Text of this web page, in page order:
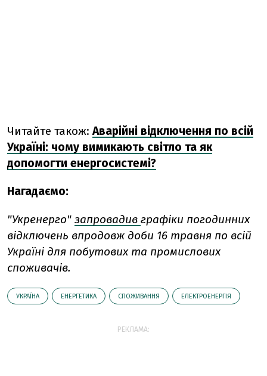
Читайте також:Аварійні відключення по всій
Україні: чому вимикають світло та як
допомогти енергосистемі?
Нагадаємо:
"Укренерго" запровадив графіки погодинних
відключень впродовж доби 16 травня по всій
Україні для побутових та промислових
споживачів.
УКРАЇНА ЕНЕРГЕТИКА СПОЖИВАННЯ ЕЛЕКТРОЕНЕРГІЯ
РЕКЛАМА: